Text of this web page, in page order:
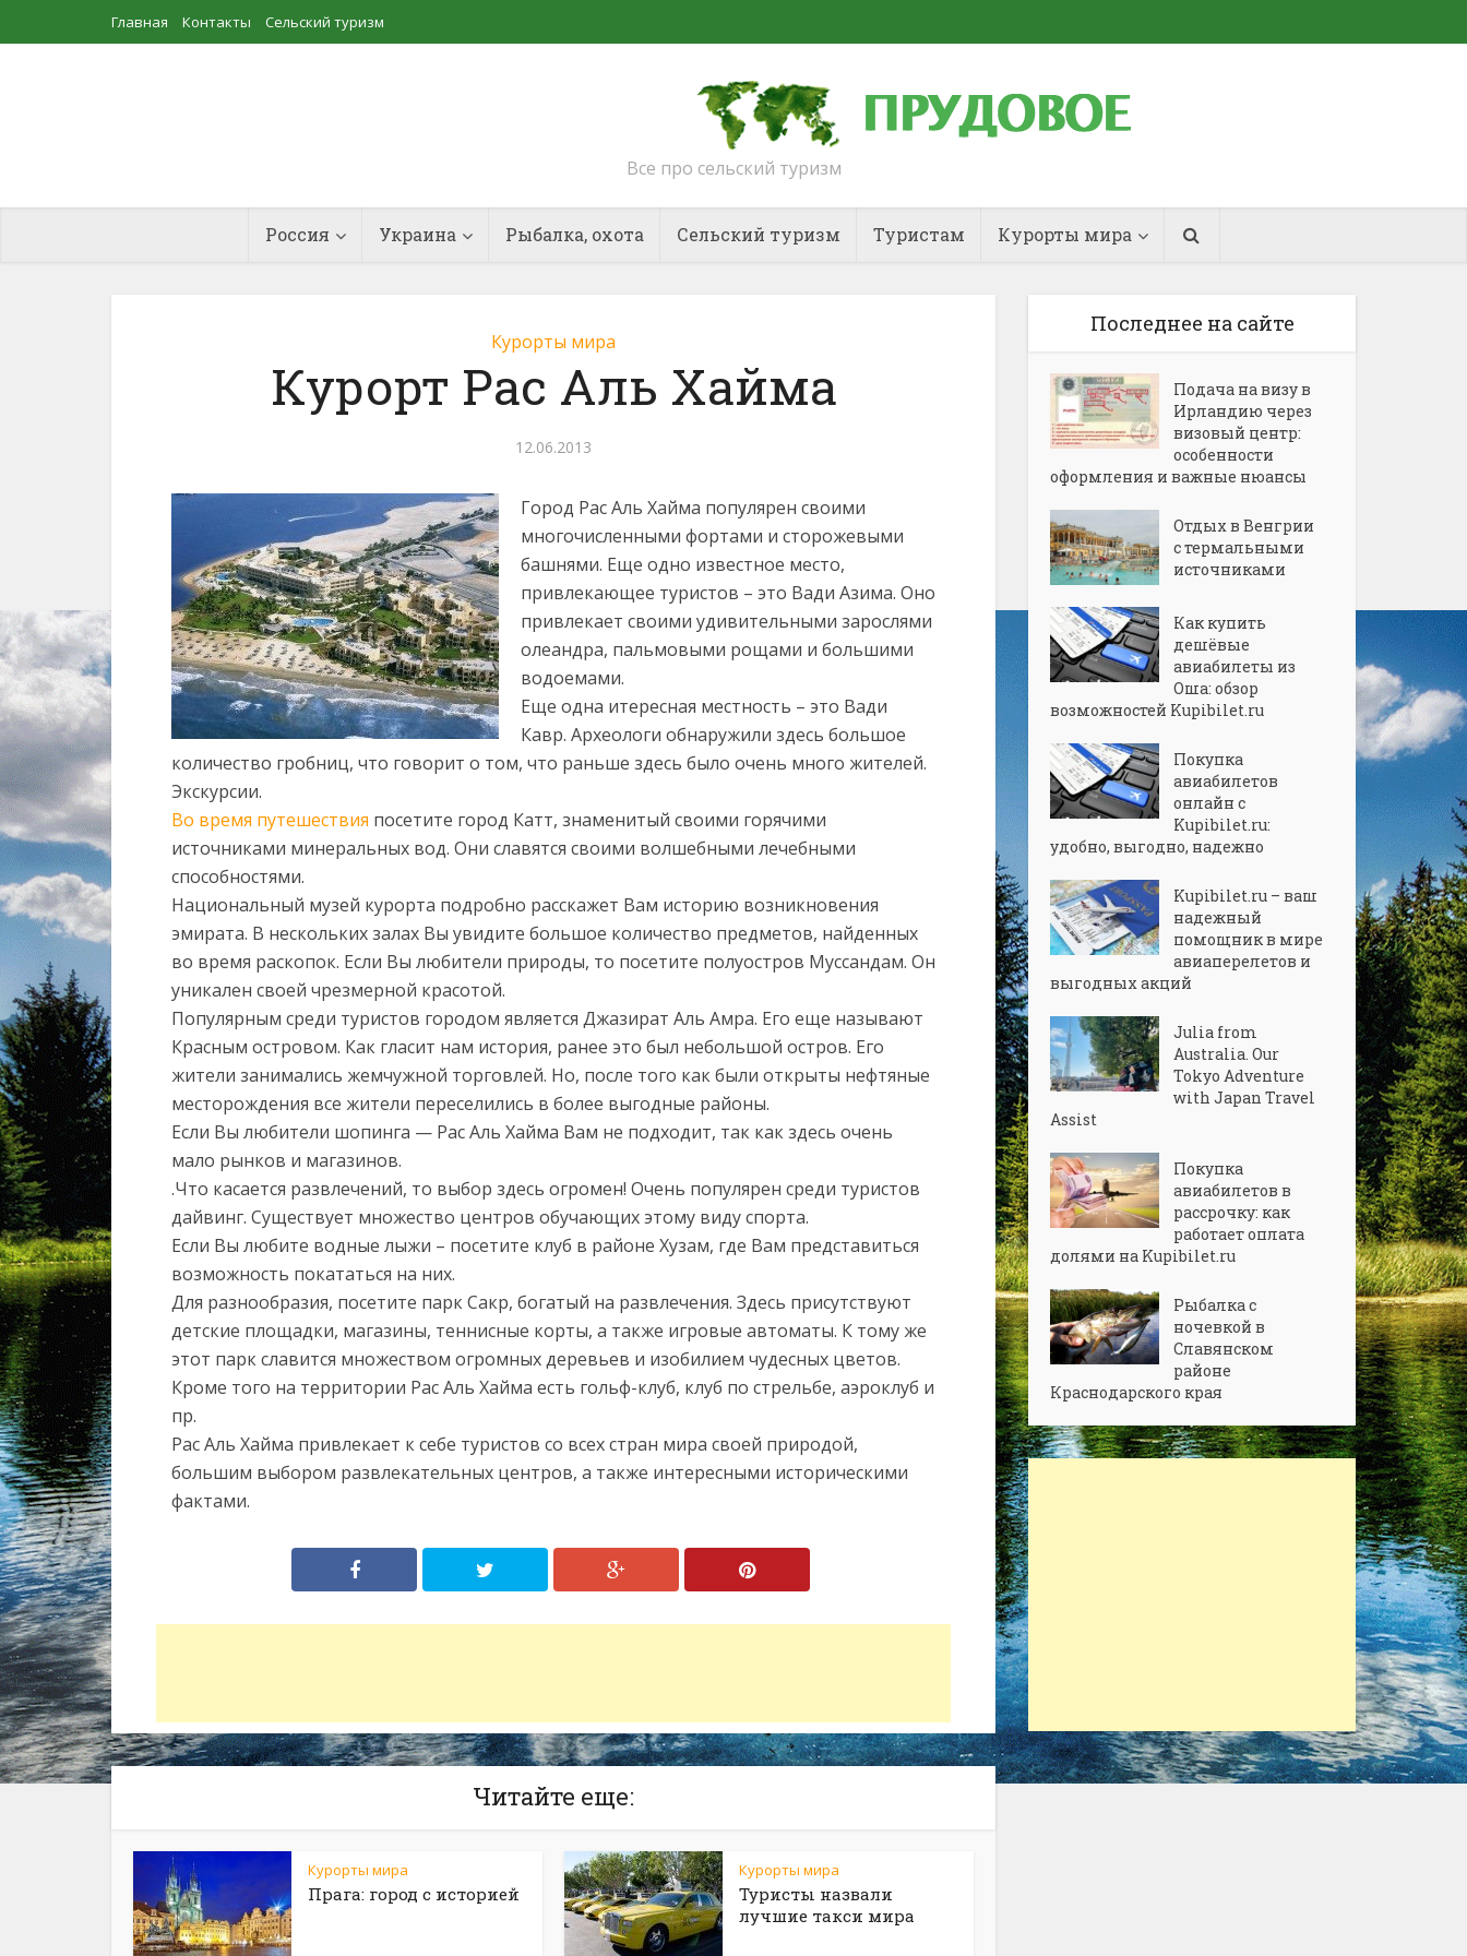
Главная Контакты Сельский туризм
Все про сельский туризм
Россия Украина Рыбалка, охота Сельский туризм Туристам Курорты мира
Курорты мира
Курорт Рас Аль Хайма
12.06.2013
Город Рас Аль Хайма популярен своими
многочисленными фортами и сторожевыми
башнями. Еще одно известное место,
привлекающее туристов – это Вади Азима. Оно
привлекает своими удивительными зарослями
олеандра, пальмовыми рощами и большими
водоемами.
Еще одна итересная местность – это Вади
Кавр. Археологи обнаружили здесь большое
количество гробниц, что говорит о том, что раньше здесь было очень много жителей.
Экскурсии.
Во время путешествия посетите город Катт, знаменитый своими горячими
источниками минеральных вод. Они славятся своими волшебными лечебными
способностями.
Национальный музей курорта подробно расскажет Вам историю возникновения
эмирата. В нескольких залах Вы увидите большое количество предметов, найденных
во время раскопок. Если Вы любители природы, то посетите полуостров Муссандам. Он
уникален своей чрезмерной красотой.
Популярным среди туристов городом является Джазират Аль Амра. Его еще называют
Красным островом. Как гласит нам история, ранее это был небольшой остров. Его
жители занимались жемчужной торговлей. Но, после того как были открыты нефтяные
месторождения все жители переселились в более выгодные районы.
Если Вы любители шопинга — Рас Аль Хайма Вам не подходит, так как здесь очень
мало рынков и магазинов.
.Что касается развлечений, то выбор здесь огромен! Очень популярен среди туристов
дайвинг. Существует множество центров обучающих этому виду спорта.
Если Вы любите водные лыжи – посетите клуб в районе Хузам, где Вам представиться
возможность покататься на них.
Для разнообразия, посетите парк Сакр, богатый на развлечения. Здесь присутствуют
детские площадки, магазины, теннисные корты, а также игровые автоматы. К тому же
этот парк славится множеством огромных деревьев и изобилием чудесных цветов.
Кроме того на территории Рас Аль Хайма есть гольф-клуб, клуб по стрельбе, аэроклуб и
пр.
Рас Аль Хайма привлекает к себе туристов со всех стран мира своей природой,
большим выбором развлекательных центров, а также интересными историческими
фактами.
Читайте еще:
Курорты мира
Прага: город с историей
Курорты мира
Туристы назвали
лучшие такси мира
Последнее на сайте
Подача на визу в
Ирландию через
визовый центр:
особенности
оформления и важные нюансы
Отдых в Венгрии
с термальными
источниками
Как купить
дешёвые
авиабилеты из
Оша: обзор
возможностей Kupibilet.ru
Покупка
авиабилетов
онлайн с
Kupibilet.ru:
удобно, выгодно, надежно
Kupibilet.ru – ваш
надежный
помощник в мире
авиаперелетов и
выгодных акций
Julia from
Australia. Our
Tokyo Adventure
with Japan Travel
Assist
Покупка
авиабилетов в
рассрочку: как
работает оплата
долями на Kupibilet.ru
Рыбалка с
ночевкой в
Славянском
районе
Краснодарского края